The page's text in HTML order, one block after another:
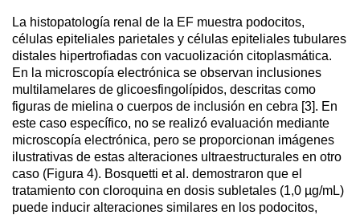
La histopatología renal de la EF muestra podocitos,
células epiteliales parietales y células epiteliales tubulares
distales hipertrofiadas con vacuolización citoplasmática.
En la microscopía electrónica se observan inclusiones
multilamelares de glicoesfingolípidos, descritas como
figuras de mielina o cuerpos de inclusión en cebra [3]. En
este caso específico, no se realizó evaluación mediante
microscopía electrónica, pero se proporcionan imágenes
ilustrativas de estas alteraciones ultraestructurales en otro
caso (Figura 4). Bosquetti et al. demostraron que el
tratamiento con cloroquina en dosis subletales (1,0 µg/mL)
puede inducir alteraciones similares en los podocitos,